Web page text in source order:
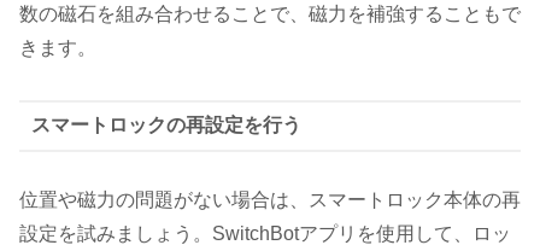
数の磁石を組み合わせることで、磁力を補強することもで
きます。
スマートロックの再設定を行う
位置や磁力の問題がない場合は、スマートロック本体の再
設定を試みましょう。SwitchBotアプリを使用して、ロッ